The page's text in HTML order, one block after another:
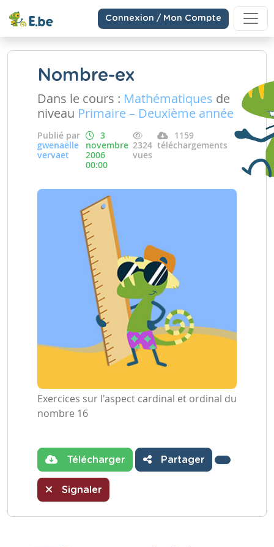
Connexion / Mon Compte
Nombre-ex
Dans le cours : Mathématiques de
niveau Primaire – Deuxième année
Publié par
gwenaëlle
vervaet
3
novembre
2006
00:00
2324
vues
1159
téléchargements
Exercices sur l'aspect cardinal et ordinal du
nombre 16
Télécharger Partager
Signaler